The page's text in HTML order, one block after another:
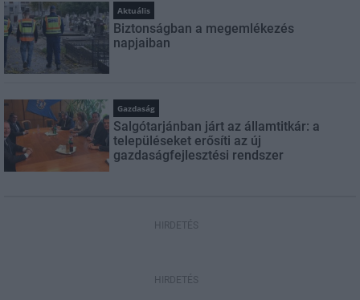
Aktuális
Biztonságban a megemlékezés
napjaiban
Gazdaság
Salgótarjánban járt az államtitkár: a
településeket erősíti az új
gazdaságfejlesztési rendszer
HIRDETÉS
HIRDETÉS